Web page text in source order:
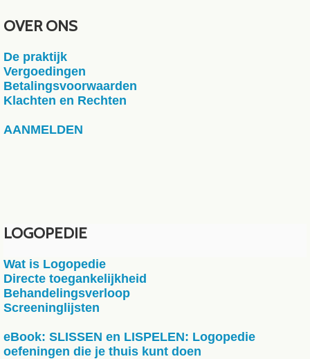
OVER ONS
De praktijk
Vergoedingen
Betalingsvoorwaarden
Klachten en Rechten
AANMELDEN
LOGOPEDIE
Wat is Logopedie
Directe toegankelijkheid
Behandelingsverloop
Screeninglijsten
eBook: SLISSEN en LISPELEN: Logopedie
oefeningen die je thuis kunt doen